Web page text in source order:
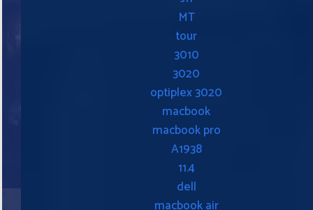
MT
tour
3010
3020
optiplex 3020
macbook
macbook pro
A1938
11.4
dell
macbook air